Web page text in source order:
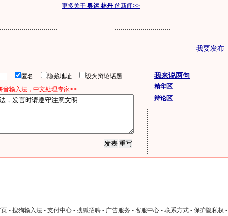
更多关于 奥运 林丹 的新闻>>
我要发布
匿名 隐藏地址
设为辩论话题
音输入法，中文处理专家>>
我来说两句
精华区
辩论区
- 搜狗输入法 - 支付中心 - 搜狐招聘 - 广告服务 - 客服中心 - 联系方式 - 保护隐私权 -